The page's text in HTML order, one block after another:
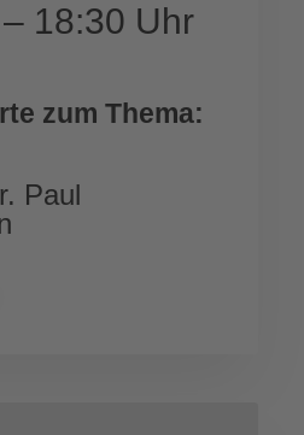
18:30 Uhr
zum Thema:
Paul